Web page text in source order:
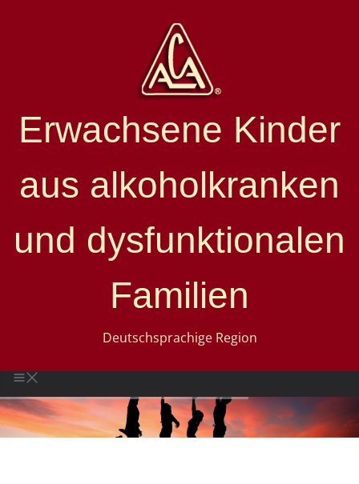
Erwachsene Kinder
aus alkoholkranken
und dysfunktionalen
Familien
Deutschsprachige Region